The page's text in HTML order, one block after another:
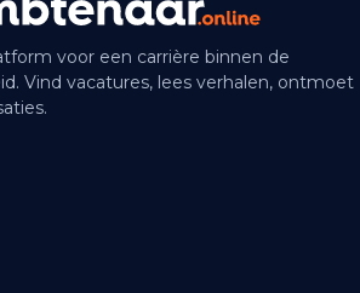
voor een carrière binnen de
Vind vacatures, lees verhalen, ontmoet